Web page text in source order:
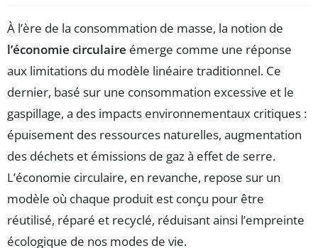
À l’ère de la consommation de masse, la notion de
l’économie circulaire émerge comme une réponse
aux limitations du modèle linéaire traditionnel. Ce
dernier, basé sur une consommation excessive et le
gaspillage, a des impacts environnementaux critiques :
épuisement des ressources naturelles, augmentation
des déchets et émissions de gaz à effet de serre.
L’économie circulaire, en revanche, repose sur un
modèle où chaque produit est conçu pour être
réutilisé, réparé et recyclé, réduisant ainsi l’empreinte
écologique de nos modes de vie.